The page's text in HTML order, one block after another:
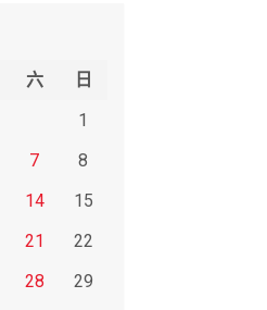
六
日
1
7
8
14
15
21
22
28
29